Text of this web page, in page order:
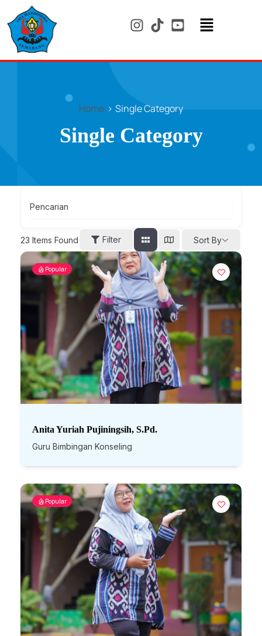
to
content
Menu
Home Single Category
Single Category
Pencarian
23 Items Found Filter Sort By
Popular
Anita Yuriah Pujiningsih, S.Pd.
Guru Bimbingan Konseling
Popular